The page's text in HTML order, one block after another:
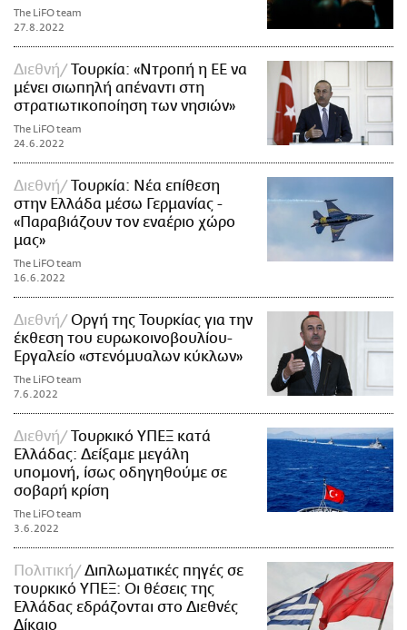
The LiFO team
27.8.2022
Διεθνή
Τουρκία: «Ντροπή η ΕΕ να
μένει σιωπηλή απέναντι στη
στρατιωτικοποίηση των νησιών»
The LiFO team
24.6.2022
Διεθνή
Τουρκία: Νέα επίθεση
στην Ελλάδα μέσω Γερμανίας -
«Παραβιάζουν τον εναέριο χώρο
μας»
The LiFO team
16.6.2022
Διεθνή
Οργή της Τουρκίας για την
έκθεση του ευρωκοινοβουλίου-
Εργαλείο «στενόμυαλων κύκλων»
The LiFO team
7.6.2022
Διεθνή
Τουρκικό ΥΠΕΞ κατά
Ελλάδας: Δείξαμε μεγάλη
υπομονή, ίσως οδηγηθούμε σε
σοβαρή κρίση
The LiFO team
3.6.2022
Πολιτική
Διπλωματικές πηγές σε
τουρκικό ΥΠΕΞ: Οι θέσεις της
Ελλάδας εδράζονται στο Διεθνές
Δίκαιο